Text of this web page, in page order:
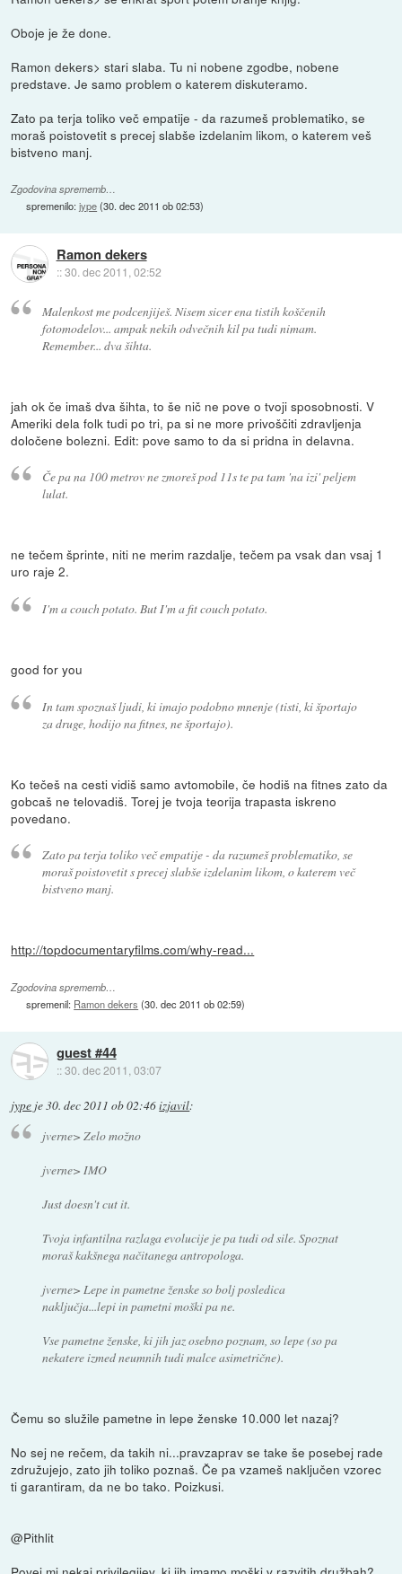
Oboje je že done.
Ramon dekers> stari slaba. Tu ni nobene zgodbe, nobene
predstave. Je samo problem o katerem diskuteramo.
Zato pa terja toliko več empatije - da razumeš problematiko, se
moraš poistovetit s precej slabše izdelanim likom, o katerem veš
bistveno manj.
Zgodovina sprememb…
spremenilo:jype(30. dec 2011 ob 02:53)
Ramon dekers
::30. dec 2011, 02:52
Malenkost me podcenjiješ. Nisem sicer ena tistih koščenih
fotomodelov... ampak nekih odvečnih kil pa tudi nimam.
Remember... dva šihta.
jah ok če imaš dva šihta, to še nič ne pove o tvoji sposobnosti. V
Ameriki dela folk tudi po tri, pa si ne more privoščiti zdravljenja
določene bolezni. Edit: pove samo to da si pridna in delavna.
Če pa na 100 metrov ne zmoreš pod 11s te pa tam 'na izi' peljem
lulat.
ne tečem šprinte, niti ne merim razdalje, tečem pa vsak dan vsaj 1
uro raje 2.
I'm a couch potato. But I'm a fit couch potato.
good for you
In tam spoznaš ljudi, ki imajo podobno mnenje (tisti, ki športajo
za druge, hodijo na fitnes, ne športajo).
Ko tečeš na cesti vidiš samo avtomobile, če hodiš na fitnes zato da
gobcaš ne telovadiš. Torej je tvoja teorija trapasta iskreno
povedano.
Zato pa terja toliko več empatije - da razumeš problematiko, se
moraš poistovetit s precej slabše izdelanim likom, o katerem več
bistveno manj.
http://topdocumentaryfilms.com/why-read...
Zgodovina sprememb…
spremenil: Ramon dekers (30. dec 2011 ob 02:59)
guest #44
::30. dec 2011, 03:07
jype je30. dec 2011 ob 02:46izjavil:
jverne> Zelo možno
jverne> IMO
Just doesn't cut it.
Tvoja infantilna razlaga evolucije je pa tudi od sile. Spoznat
moraš kakšnega načitanega antropologa.
jverne> Lepe in pametne ženske so bolj posledica
naključja...lepi in pametni moški pa ne.
Vse pametne ženske, ki jih jaz osebno poznam, so lepe (so pa
nekatere izmed neumnih tudi malce asimetrične).
Čemu so služile pametne in lepe ženske 10.000 let nazaj?
No sej ne rečem, da takih ni...pravzaprav se take še posebej rade
združujejo, zato jih toliko poznaš. Če pa vzameš naključen vzorec
ti garantiram, da ne bo tako. Poizkusi.
@Pithlit